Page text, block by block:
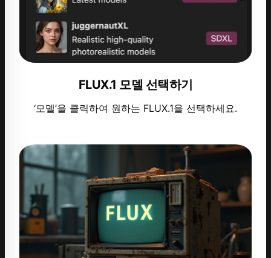
FLUX.1 모델 선택하기
‘모델’을 클릭하여 원하는 FLUX.1을 선택하세요.